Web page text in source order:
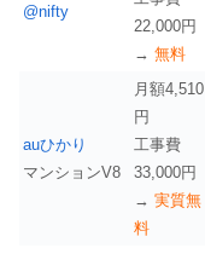
@nifty
22,000円
→ 無料
auひかり
マンションV8
月額4,510
円
工事費
33,000円
→ 実質無
料